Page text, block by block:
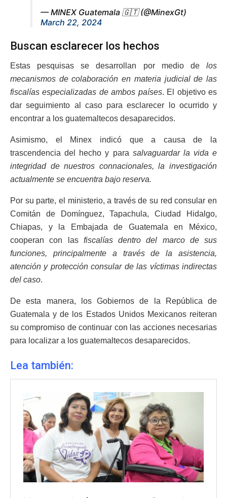
— MINEX Guatemala 🇬🇹 (@MinexGt)
March 22, 2024
Buscan esclarecer los hechos
Estas pesquisas se desarrollan por medio de los
mecanismos de colaboración en materia judicial de las
fiscalías especializadas de ambos países. El objetivo es
dar seguimiento al caso para esclarecer lo ocurrido y
encontrar a los guatemaltecos desaparecidos.
Asimismo, el Minex indicó que a causa de la
trascendencia del hecho y para salvaguardar la vida e
integridad de nuestros connacionales, la investigación
actualmente se encuentra bajo reserva.
Por su parte, el ministerio, a través de su red consular en
Comitán de Domínguez, Tapachula, Ciudad Hidalgo,
Chiapas, y la Embajada de Guatemala en México,
cooperan con las fiscalías dentro del marco de sus
funciones, principalmente a través de la asistencia,
atención y protección consular de las víctimas indirectas
del caso.
De esta manera, los Gobiernos de la República de
Guatemala y de los Estados Unidos Mexicanos reiteran
su compromiso de continuar con las acciones necesarias
para localizar a los guatemaltecos desaparecidos.
Lea también: